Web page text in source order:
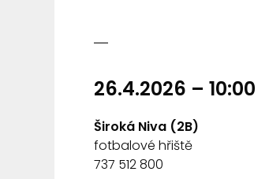
26.4.2026 – 10:00
Široká Niva (2B)
fotbalové hřiště
737 512 800